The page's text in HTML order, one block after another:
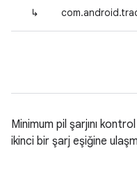
↳
Minimum pil şarjını
ikinci bir şarj eşiğine